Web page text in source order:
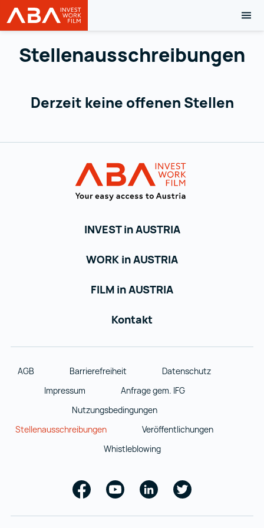
Austrian Business Agency (ABA)
Stellenausschreibungen
Derzeit keine offenen Stellen
INVEST in AUSTRIA
WORK in AUSTRIA
FILM in AUSTRIA
Kontakt
AGB Barrierefreiheit
Datenschutz
Impressum
Anfrage gem. IFG
Nutzungsbedingungen
Stellenausschreibungen
Veröffentlichungen
Whistleblowing
Facebook
Youtube
Linkedin
Twitter